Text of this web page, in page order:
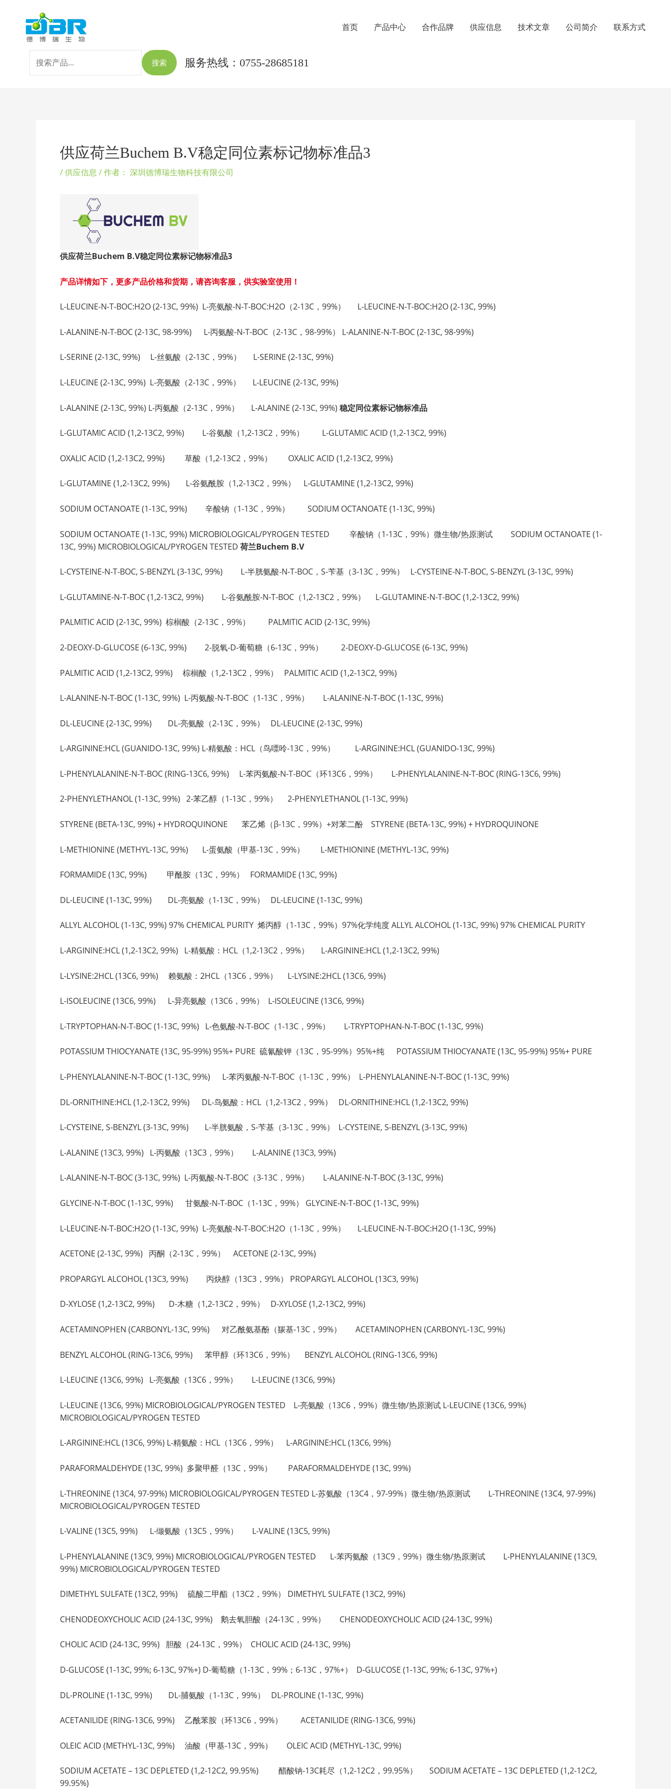
首页 产品中心 合作品牌 供应信息 技术文章 公司简介 联系方式
索：
搜索 服务热线：0755-28685181
供应荷兰Buchem B.V稳定同位素标记物标准品3
/供应信息 / 作者： 深圳德博瑞生物科技有限公司
供应荷兰Buchem B.V稳定同位素标记物标准品3
产品详情如下，更多产品价格和货期，请咨询客服，供实验室使用！
L-LEUCINE-N-T-BOC:H2O (2-13C, 99%) L-亮氨酸-N-T-BOC:H2O（2-13C，99%） L-LEUCINE-N-T-BOC:H2O (2-13C, 99%)
L-ALANINE-N-T-BOC (2-13C, 98-99%) L-丙氨酸-N-T-BOC（2-13C，98-99%） L-ALANINE-N-T-BOC (2-13C, 98-99%)
L-SERINE (2-13C, 99%) L-丝氨酸（2-13C，99%） L-SERINE (2-13C, 99%)
L-LEUCINE (2-13C, 99%) L-亮氨酸（2-13C，99%） L-LEUCINE (2-13C, 99%)
L-ALANINE (2-13C, 99%) L-丙氨酸（2-13C，99%） L-ALANINE (2-13C, 99%) 稳定同位素标记物标准品
L-GLUTAMIC ACID (1,2-13C2, 99%) L-谷氨酸（1,2-13C2，99%） L-GLUTAMIC ACID (1,2-13C2, 99%)
OXALIC ACID (1,2-13C2, 99%) 草酸（1,2-13C2，99%） OXALIC ACID (1,2-13C2, 99%)
L-GLUTAMINE (1,2-13C2, 99%) L-谷氨酰胺（1,2-13C2，99%） L-GLUTAMINE (1,2-13C2, 99%)
SODIUM OCTANOATE (1-13C, 99%) 辛酸钠（1-13C，99%） SODIUM OCTANOATE (1-13C, 99%)
SODIUM OCTANOATE (1-13C, 99%) MICROBIOLOGICAL/PYROGEN TESTED 辛酸钠（1-13C，99%）微生物/热原测试 SODIUM OCTANOATE (1-
13C, 99%) MICROBIOLOGICAL/PYROGEN TESTED 荷兰Buchem B.V
L-CYSTEINE-N-T-BOC, S-BENZYL (3-13C, 99%) L-半胱氨酸-N-T-BOC，S-苄基（3-13C，99%） L-CYSTEINE-N-T-BOC, S-BENZYL (3-13C, 99%)
L-GLUTAMINE-N-T-BOC (1,2-13C2, 99%) L-谷氨酰胺-N-T-BOC（1,2-13C2，99%） L-GLUTAMINE-N-T-BOC (1,2-13C2, 99%)
PALMITIC ACID (2-13C, 99%) 棕榈酸（2-13C，99%） PALMITIC ACID (2-13C, 99%)
2-DEOXY-D-GLUCOSE (6-13C, 99%) 2-脱氧-D-葡萄糖（6-13C，99%） 2-DEOXY-D-GLUCOSE (6-13C, 99%)
PALMITIC ACID (1,2-13C2, 99%) 棕榈酸（1,2-13C2，99%） PALMITIC ACID (1,2-13C2, 99%)
L-ALANINE-N-T-BOC (1-13C, 99%) L-丙氨酸-N-T-BOC（1-13C，99%） L-ALANINE-N-T-BOC (1-13C, 99%)
DL-LEUCINE (2-13C, 99%) DL-亮氨酸（2-13C，99%） DL-LEUCINE (2-13C, 99%)
L-ARGININE:HCL (GUANIDO-13C, 99%) L-精氨酸：HCL（鸟嘌呤-13C，99%） L-ARGININE:HCL (GUANIDO-13C, 99%)
L-PHENYLALANINE-N-T-BOC (RING-13C6, 99%) L-苯丙氨酸-N-T-BOC（环13C6，99%） L-PHENYLALANINE-N-T-BOC (RING-13C6, 99%)
2-PHENYLETHANOL (1-13C, 99%) 2-苯乙醇（1-13C，99%） 2-PHENYLETHANOL (1-13C, 99%)
STYRENE (BETA-13C, 99%) + HYDROQUINONE 苯乙烯（β-13C，99%）+对苯二酚 STYRENE (BETA-13C, 99%) + HYDROQUINONE
L-METHIONINE (METHYL-13C, 99%) L-蛋氨酸（甲基-13C，99%） L-METHIONINE (METHYL-13C, 99%)
FORMAMIDE (13C, 99%) 甲酰胺（13C，99%） FORMAMIDE (13C, 99%)
DL-LEUCINE (1-13C, 99%) DL-亮氨酸（1-13C，99%） DL-LEUCINE (1-13C, 99%)
ALLYL ALCOHOL (1-13C, 99%) 97% CHEMICAL PURITY 烯丙醇（1-13C，99%）97%化学纯度 ALLYL ALCOHOL (1-13C, 99%) 97% CHEMICAL PURITY
L-ARGININE:HCL (1,2-13C2, 99%) L-精氨酸：HCL（1,2-13C2，99%） L-ARGININE:HCL (1,2-13C2, 99%)
L-LYSINE:2HCL (13C6, 99%) 赖氨酸：2HCL（13C6，99%） L-LYSINE:2HCL (13C6, 99%)
L-ISOLEUCINE (13C6, 99%) L-异亮氨酸（13C6，99%） L-ISOLEUCINE (13C6, 99%)
L-TRYPTOPHAN-N-T-BOC (1-13C, 99%) L-色氨酸-N-T-BOC（1-13C，99%） L-TRYPTOPHAN-N-T-BOC (1-13C, 99%)
POTASSIUM THIOCYANATE (13C, 95-99%) 95%+ PURE 硫氰酸钾（13C，95-99%）95%+纯 POTASSIUM THIOCYANATE (13C, 95-99%) 95%+ PURE
L-PHENYLALANINE-N-T-BOC (1-13C, 99%) L-苯丙氨酸-N-T-BOC（1-13C，99%） L-PHENYLALANINE-N-T-BOC (1-13C, 99%)
DL-ORNITHINE:HCL (1,2-13C2, 99%) DL-鸟氨酸：HCL（1,2-13C2，99%） DL-ORNITHINE:HCL (1,2-13C2, 99%)
L-CYSTEINE, S-BENZYL (3-13C, 99%) L-半胱氨酸，S-苄基（3-13C，99%） L-CYSTEINE, S-BENZYL (3-13C, 99%)
L-ALANINE (13C3, 99%) L-丙氨酸（13C3，99%） L-ALANINE (13C3, 99%)
L-ALANINE-N-T-BOC (3-13C, 99%) L-丙氨酸-N-T-BOC（3-13C，99%） L-ALANINE-N-T-BOC (3-13C, 99%)
GLYCINE-N-T-BOC (1-13C, 99%) 甘氨酸-N-T-BOC（1-13C，99%） GLYCINE-N-T-BOC (1-13C, 99%)
L-LEUCINE-N-T-BOC:H2O (1-13C, 99%) L-亮氨酸-N-T-BOC:H2O（1-13C，99%） L-LEUCINE-N-T-BOC:H2O (1-13C, 99%)
ACETONE (2-13C, 99%) 丙酮（2-13C，99%） ACETONE (2-13C, 99%)
PROPARGYL ALCOHOL (13C3, 99%) 丙炔醇（13C3，99%） PROPARGYL ALCOHOL (13C3, 99%)
D-XYLOSE (1,2-13C2, 99%) D-木糖（1,2-13C2，99%） D-XYLOSE (1,2-13C2, 99%)
ACETAMINOPHEN (CARBONYL-13C, 99%) 对乙酰氨基酚（羰基-13C，99%） ACETAMINOPHEN (CARBONYL-13C, 99%)
BENZYL ALCOHOL (RING-13C6, 99%) 苯甲醇（环13C6，99%） BENZYL ALCOHOL (RING-13C6, 99%)
L-LEUCINE (13C6, 99%) L-亮氨酸（13C6，99%） L-LEUCINE (13C6, 99%)
L-LEUCINE (13C6, 99%) MICROBIOLOGICAL/PYROGEN TESTED L-亮氨酸（13C6，99%）微生物/热原测试 L-LEUCINE (13C6, 99%)
MICROBIOLOGICAL/PYROGEN TESTED
L-ARGININE:HCL (13C6, 99%) L-精氨酸：HCL（13C6，99%） L-ARGININE:HCL (13C6, 99%)
PARAFORMALDEHYDE (13C, 99%) 多聚甲醛（13C，99%） PARAFORMALDEHYDE (13C, 99%)
L-THREONINE (13C4, 97-99%) MICROBIOLOGICAL/PYROGEN TESTED L-苏氨酸（13C4，97-99%）微生物/热原测试 L-THREONINE (13C4, 97-99%)
MICROBIOLOGICAL/PYROGEN TESTED
L-VALINE (13C5, 99%) L-缬氨酸（13C5，99%） L-VALINE (13C5, 99%)
L-PHENYLALANINE (13C9, 99%) MICROBIOLOGICAL/PYROGEN TESTED L-苯丙氨酸（13C9，99%）微生物/热原测试 L-PHENYLALANINE (13C9,
99%) MICROBIOLOGICAL/PYROGEN TESTED
DIMETHYL SULFATE (13C2, 99%) 硫酸二甲酯（13C2，99%） DIMETHYL SULFATE (13C2, 99%)
CHENODEOXYCHOLIC ACID (24-13C, 99%) 鹅去氧胆酸（24-13C，99%） CHENODEOXYCHOLIC ACID (24-13C, 99%)
CHOLIC ACID (24-13C, 99%) 胆酸（24-13C，99%） CHOLIC ACID (24-13C, 99%)
D-GLUCOSE (1-13C, 99%; 6-13C, 97%+) D-葡萄糖（1-13C，99%；6-13C，97%+） D-GLUCOSE (1-13C, 99%; 6-13C, 97%+)
DL-PROLINE (1-13C, 99%) DL-脯氨酸（1-13C，99%） DL-PROLINE (1-13C, 99%)
ACETANILIDE (RING-13C6, 99%) 乙酰苯胺（环13C6，99%） ACETANILIDE (RING-13C6, 99%)
OLEIC ACID (METHYL-13C, 99%) 油酸（甲基-13C，99%） OLEIC ACID (METHYL-13C, 99%)
SODIUM ACETATE – 13C DEPLETED (1,2-12C2, 99.95%) 醋酸钠-13C耗尽（1,2-12C2，99.95%） SODIUM ACETATE – 13C DEPLETED (1,2-12C2,
99.95%)